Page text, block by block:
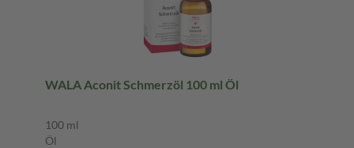
WALA Aconit Schmerzöl 100 ml Öl
100 ml
Öl